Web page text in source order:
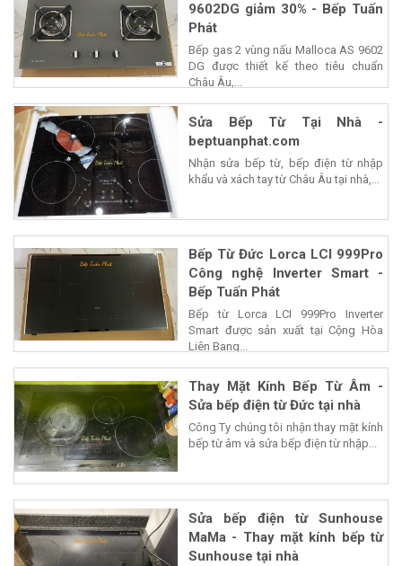
9602DG giảm 30% - Bếp Tuấn
Phát
Bếp gas 2 vùng nấu Malloca AS 9602
DG được thiết kế theo tiêu chuẩn
Châu Âu,...
Sửa Bếp Từ Tại Nhà -
beptuanphat.com
Nhận sửa bếp từ, bếp điện từ nhập
khẩu và xách tay từ Châu Âu tại nhà,...
Bếp Từ Đức Lorca LCI 999Pro
Công nghệ Inverter Smart -
Bếp Tuấn Phát
Bếp từ Lorca LCI 999Pro Inverter
Smart được sản xuất tại Cộng Hòa
Liên Bang...
Thay Mặt Kính Bếp Từ Âm -
Sửa bếp điện từ Đức tại nhà
Công Ty chúng tôi nhận thay mặt kính
bếp từ âm và sửa bếp điện từ nhập...
Sửa bếp điện từ Sunhouse
MaMa - Thay mặt kính bếp từ
Sunhouse tại nhà